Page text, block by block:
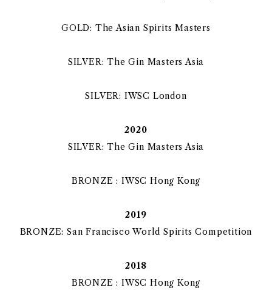
GOLD: The Asian Spirits Masters
SILVER: The Gin Masters Asia
SILVER: IWSC London
2020
SILVER: The Gin Masters Asia
BRONZE : IWSC Hong Kong
2019
BRONZE: San Francisco World Spirits Competition
2018
BRONZE : IWSC Hong Kong